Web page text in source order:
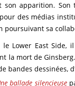
son apparition.
des médias
poursuivant sa
Lower East Side,
la mort de
bandes dessinées,
ballade silencieuse